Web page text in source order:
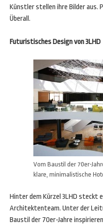
Künstler stellen ihre Bilder aus.
Überall.
Futuristisches Design von 3LHD
Vom Baustil der 70er-
klare, minimalistische
Hinter dem Kürzel 3LHD steckt
Architektenteam. Unter der
Baustil der 70er-Jahre